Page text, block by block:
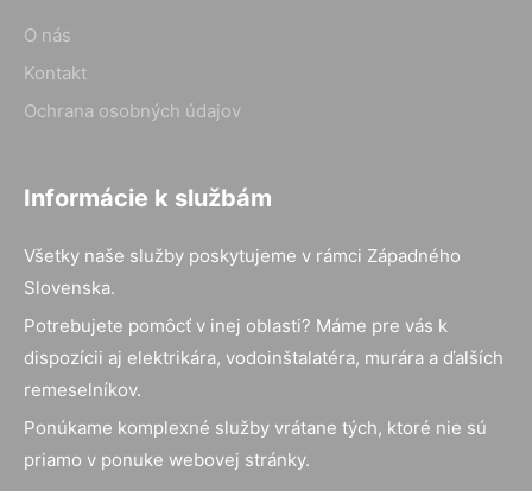
O nás
Kontakt
Ochrana osobných údajov
Informácie k službám
Všetky naše služby poskytujeme v rámci Západného
Slovenska.
Potrebujete pomôcť v inej oblasti? Máme pre vás k
dispozícii aj elektrikára, vodoinštalatéra, murára a ďalších
remeselníkov.
Ponúkame komplexné služby vrátane tých, ktoré nie sú
priamo v ponuke webovej stránky.